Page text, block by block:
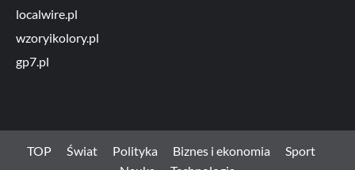
localwire.pl
wzoryikolory.pl
gp7.pl
TOP Świat Polityka Biznes i ekonomia
Sport